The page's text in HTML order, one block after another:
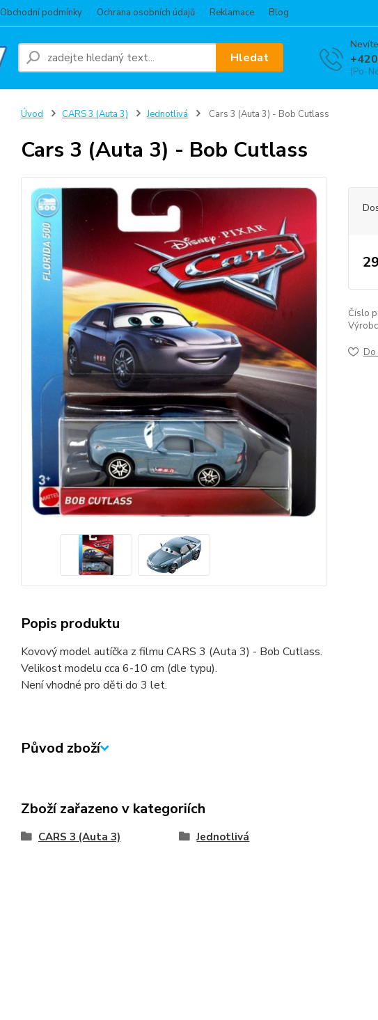
Obchodní podmínky Ochrana osobních údajů Reklamace Blog
Hledat
(Po-
Úvod CARS 3 (Auta 3) Jednotlivá Cars 3 (Auta 3) - Bob Cutlass
Cars 3 (Auta 3) - Bob Cutlass
Číslo
Do
Popis produktu
Kovový model autíčka z filmu CARS 3 (Auta 3) - Bob Cutlass.
Velikost modelu cca 6-10 cm (dle typu).
Není vhodné pro děti do 3 let.
Původ zboží
Zboží zařazeno v kategoriích
CARS 3 (Auta 3) Jednotlivá